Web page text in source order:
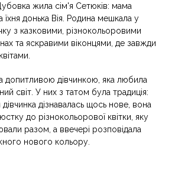
жила сім'я Сетюків: мама
донька Вія. Родина мешкала у
з казковими, різнокольоровими
та яскравими віконцями, де завжди
допитливою дівчинкою, яка любила
світ. У них з татом була традиція:
дізнавалась щось нове, вона
до різнокольорової квітки, яку
разом, а ввечері розповідала
нового кольору.